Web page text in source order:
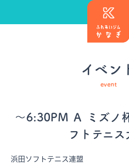
イベン
event
～6:30PM Ａ ミズノ
フトテニス
浜田ソフトテニス連盟